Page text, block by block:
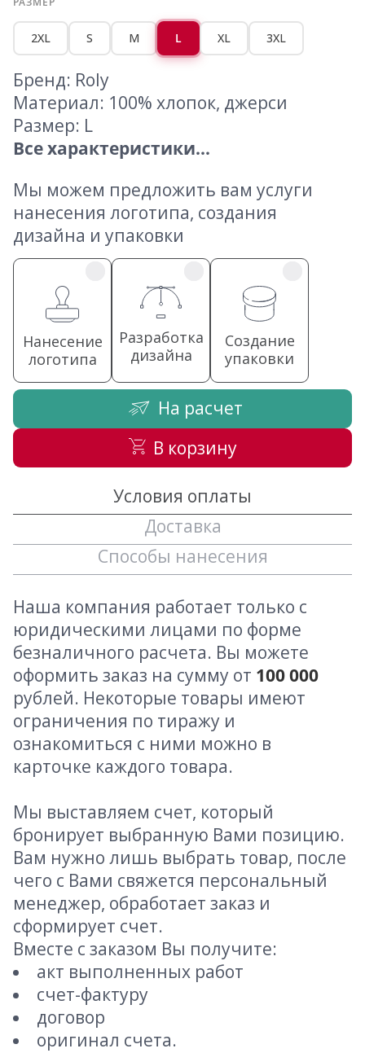
2XL S M L XL 3XL
Бренд: Roly
Материал: 100% хлопок, джерси
Размер: L
Все характеристики...
Мы можем предложить вам услуги
нанесения логотипа, создания
дизайна и упаковки
Нанесение
логотипа
Разработка
дизайна
Создание
упаковки
На расчет
В корзину
Условия оплаты
Доставка
Способы нанесения
Наша компания работает только с
юридическими лицами по форме
безналичного расчета. Вы можете
оформить заказ на сумму от 100 000
рублей. Некоторые товары имеют
ограничения по тиражу и
ознакомиться с ними можно в
карточке каждого товара.
Мы выставляем счет, который
бронирует выбранную Вами позицию.
Вам нужно лишь выбрать товар, после
чего с Вами свяжется персональный
менеджер, обработает заказ и
сформирует счет.
Вместе с заказом Вы получите:
акт выполненных работ
счет-фактуру
договор
оригинал счета.